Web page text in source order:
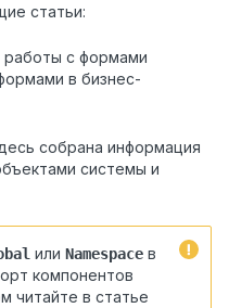
статьи:
с формами
в бизнес-
собрана информация
системы и
или Namespace в
компонентов
читайте в статье